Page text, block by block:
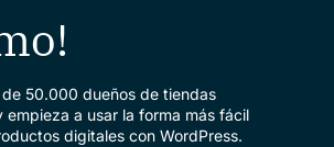
de 50.000 dueños de tiendas
empieza a usar la forma más fácil
digitales con WordPress.